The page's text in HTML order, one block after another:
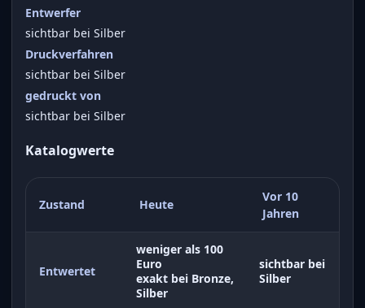
Entwerfer
sichtbar bei Silber
Druckverfahren
sichtbar bei Silber
gedruckt von
sichtbar bei Silber
Katalogwerte
Zustand Heute
Vor 10
Jahren
Entwertet
weniger als 100
Euro
exakt bei Bronze,
Silber
sichtbar bei
Silber